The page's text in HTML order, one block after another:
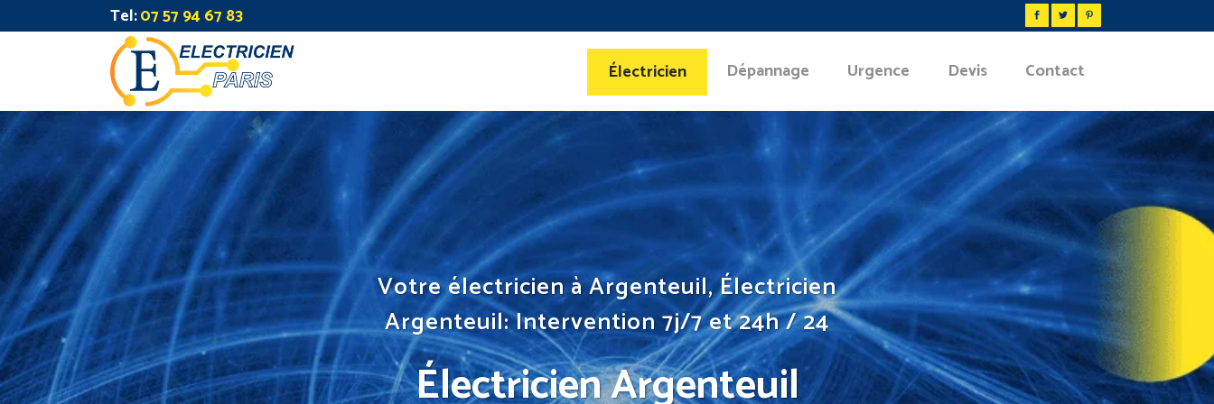
Tel:07 57 94 67 83
Électricien Dépannage Urgence Devis Contact
Votre électricien à Argenteuil, Électricien
Argenteuil: Intervention 7j/7 et 24h / 24
Électricien Argenteuil